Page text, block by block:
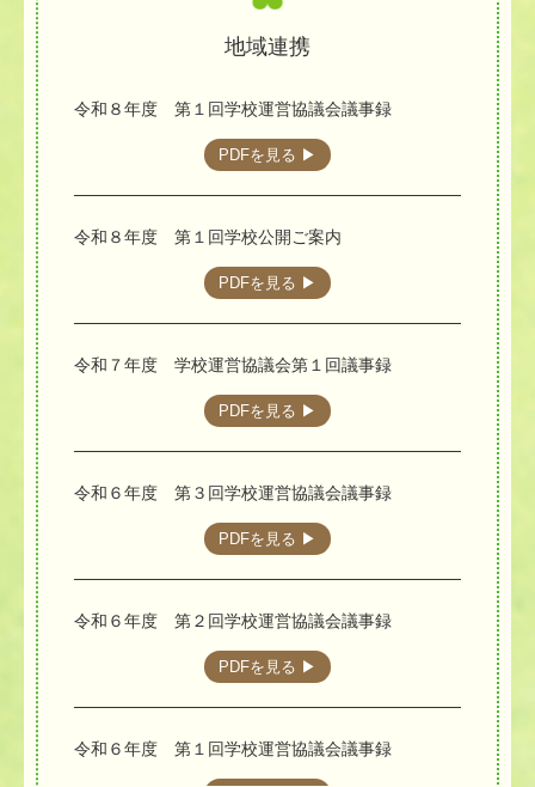
地域連携
令和８年度 第１回学校運営協議会議事録
PDFを見る ▶︎
令和８年度 第１回学校公開ご案内
PDFを見る ▶︎
令和７年度 学校運営協議会第１回議事録
PDFを見る ▶︎
令和６年度 第３回学校運営協議会議事録
PDFを見る ▶︎
令和６年度 第２回学校運営協議会議事録
PDFを見る ▶︎
令和６年度 第１回学校運営協議会議事録